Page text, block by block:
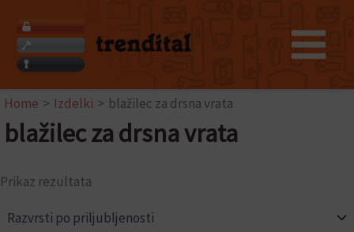
content
Home Izdelki blažilec za drsna vrata
blažilec za drsna vrata
Prikaz rezultata